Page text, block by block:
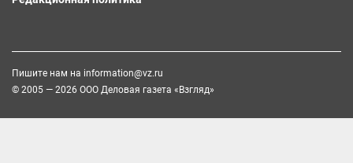
Пишите нам на information@vz.ru
© 2005 — 2026 ООО Деловая газета «Взгляд»